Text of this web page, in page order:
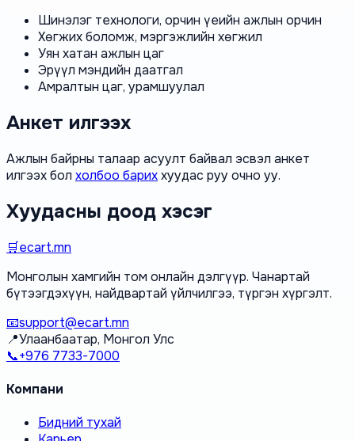
Шинэлэг технологи, орчин үеийн ажлын орчин
Хөгжих боломж, мэргэжлийн хөгжил
Уян хатан ажлын цаг
Эрүүл мэндийн даатгал
Амралтын цаг, урамшуулал
Анкет илгээх
Ажлын байрны талаар асуулт байвал эсвэл анкет
илгээх бол холбоо бариххуудас руу очно уу.
Хуудасны доод хэсэг
🛒ecart.mn
Монголын хамгийн том онлайн дэлгүүр. Чанартай
бүтээгдэхүүн, найдвартай үйлчилгээ, түргэн хүргэлт.
📧support@ecart.mn
📍Улаанбаатар, Монгол Улс
📞+976 7733-7000
Компани
Бидний тухай